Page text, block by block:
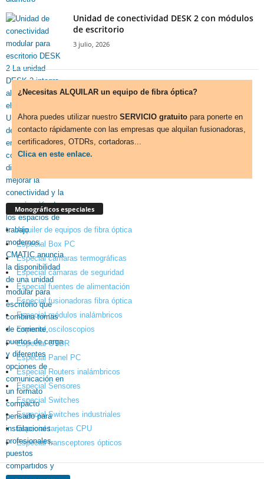
Unidad de conectividad DESK 2 con módulos
de escritorio
3 julio, 2026
¿Necesitas ALQUILAR un equipo de fibra óptica?
Ahora puedes utilizar nuestro SERVICIO gratuito para ponerte en
contacto rápidamente con las empresas que alquilan fusionadoras,
certificadores, OTDRs, cortadoras...
Clica en este enlace.
Monográficos especiales
Alquiler de equipos de fibra óptica
Especial Box PC
Especial cámaras termográficas
Especial cámaras de seguridad
Especial fuentes de alimentación
Especial fusionadoras fibra óptica
Especial módulos inalámbricos
Especial osciloscopios
Especial OTDR
Especial Panel PC
Especial Routers inalámbricos
Especial Sensores
Especial Switches
Especial Switches industriales
Especial tarjetas CPU
Especial transceptores ópticos